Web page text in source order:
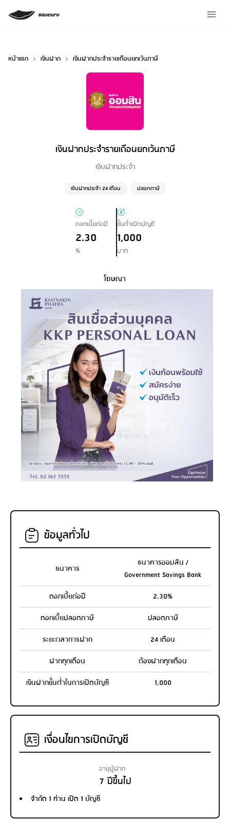
หน้าแรก เงินฝาก เงินฝากประจำรายเดือนยกเว้นภาษี
เงินฝากประจำรายเดือนยกเว้นภาษี
เงินฝากประจำ
เงินฝากประจำ 24 เดือน ปลอดภาษี
ดอกเบี้ยต่อปี
2.30
%
ขั้นต่ำเปิดบัญชี
1,000
บาท
โฆษณา
ข้อมูลทั่วไป
ธนาคาร
ธนาคารออมสิน /
Government Savings Bank
ดอกเบี้ยต่อปี
2.30%
ดอกเบี้ยปลอดภาษี
ปลอดภาษี
ระยะเวลาการฝาก
24 เดือน
ฝากทุกเดือน
ต้องฝากทุกเดือน
เงินฝากขั้นต่ำในการเปิดบัญชี
1,000
เงื่อนไขการเปิดบัญชี
อายุผู้ฝาก
7 ปีขึ้นไป
จำกัด 1 ท่าน เปิด 1 บัญชี